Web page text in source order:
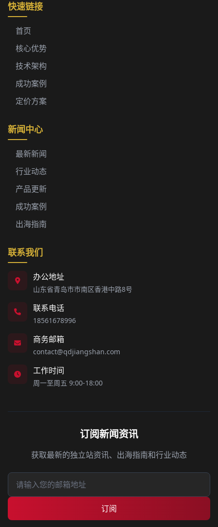
快速链接
首页
核心优势
技术架构
成功案例
定价方案
新闻中心
最新新闻
行业动态
产品更新
成功案例
出海指南
联系我们
办公地址
山东省青岛市市南区香港中路8号
联系电话
18561678996
商务邮箱
contact@qdjiangshan.com
工作时间
周一至周五 9:00-18:00
订阅新闻资讯
获取最新的独立站资讯、出海指南和行业动态
订阅